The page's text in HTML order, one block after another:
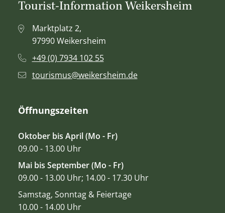
Tourist-Information Weikersheim
Marktplatz 2,
97990 Weikersheim
+49 (0) 7934 102 55
tourismus@weikersheim.de
Öffnungszeiten
Oktober bis April (Mo - Fr)
09.00 - 13.00 Uhr
Mai bis September (Mo - Fr)
09.00 - 13.00 Uhr; 14.00 - 17.30 Uhr
Samstag, Sonntag & Feiertage
10.00 - 14.00 Uhr